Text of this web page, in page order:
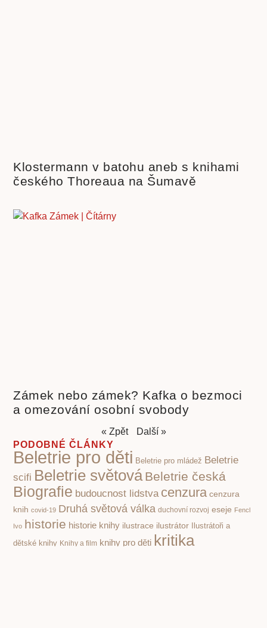
Klostermann v batohu aneb s knihami
českého Thoreaua na Šumavě
Zámek nebo zámek? Kafka o bezmoci
a omezování osobní svobody
« Zpět
Další »
PODOBNÉ ČLÁNKY
Beletrie pro děti Beletrie pro mládež Beletrie
scifi Beletrie světováBeletrie česká
Biografie budoucnost lidstva cenzura cenzura
knih covid-19 Druhá světová válka duchovní rozvoj eseje Fencl
Ivo historie historie knihy ilustrace ilustrátor Ilustrátoři a
dětské knihy Knihy a film knihy pro děti kritika